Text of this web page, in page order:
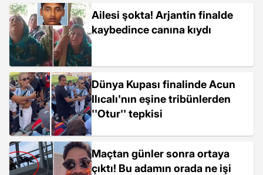
Ailesi şokta! Arjantin finalde
kaybedince canına kıydı
Dünya Kupası finalinde Acun
Ilıcalı'nın eşine tribünlerden
''Otur'' tepkisi
Maçtan günler sonra ortaya
çıktı! Bu adamın orada ne işi